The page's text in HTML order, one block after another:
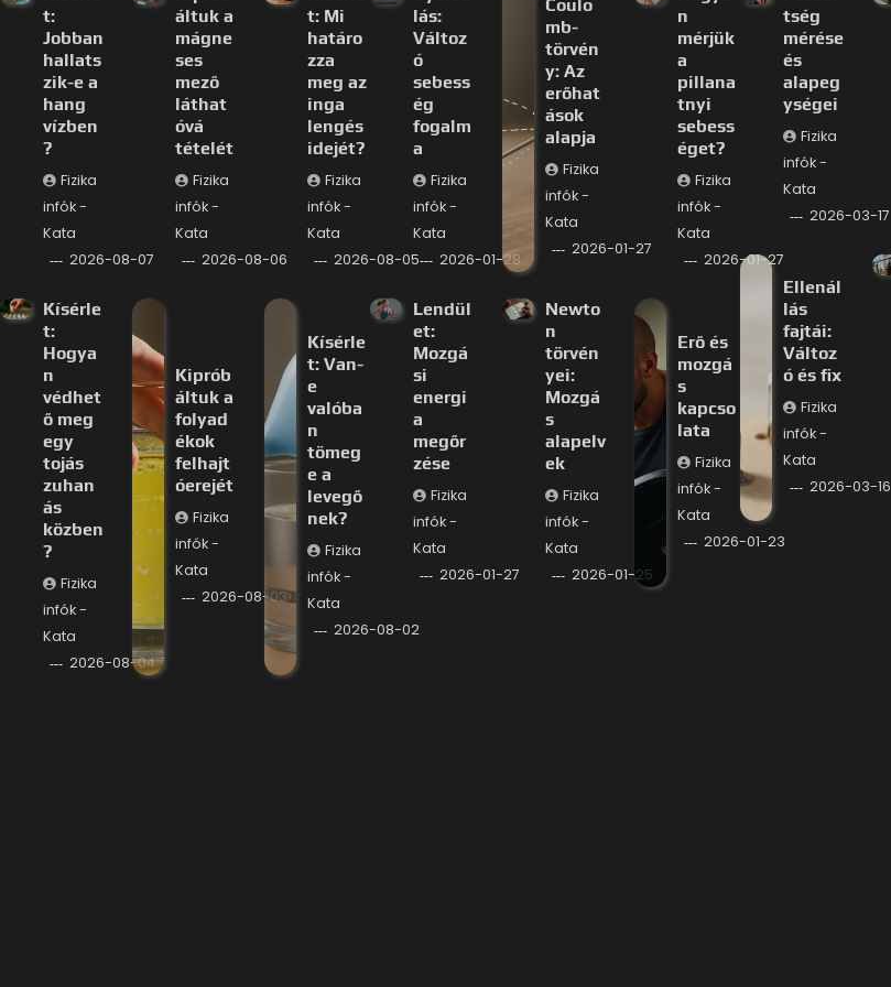
t:
Jobban
hallats
zik-e a
hang
vízben
?
Fizika
infók -
Kata
2026-08-07
áltuk a
mágne
ses
mező
láthat
óvá
tételét
Fizika
infók -
Kata
2026-08-06
t: Mi
határo
zza
meg az
inga
lengés
idejét?
Fizika
infók -
Kata
2026-08-05
Kísérle
t:
Hogya
n
védhet
ő meg
egy
tojás
zuhan
ás
közben
?
Fizika
infók -
Kata
2026-08-04
Kiprób
áltuk a
folyad
ékok
felhajt
óerejét
Fizika
infók -
Kata
2026-08-03
Kísérle
t: Van-
e
valóba
n
tömeg
e a
levegő
nek?
Fizika
infók -
Kata
2026-08-02
lás:
Változ
ó
sebess
ég
fogalm
a
Fizika
infók -
Kata
2026-01-28
Coulo
mb-
törvén
y: Az
erőhat
ások
alapja
Fizika
infók -
Kata
2026-01-27
n
mérjük
a
pillana
tnyi
sebess
éget?
Fizika
infók -
Kata
2026-01-27
Lendül
et:
Mozgá
si
energi
a
megőr
zése
Fizika
infók -
Kata
2026-01-27
Newto
n
törvén
yei:
Mozgá
s
alapelv
ek
Fizika
infók -
Kata
2026-01-25
Erő és
mozgá
s
kapcso
lata
Fizika
infók -
Kata
2026-01-23
tség
mérése
és
alapeg
ységei
Fizika
infók -
Kata
2026-03-17
Ellenál
lás
fajtái:
Változ
ó és fix
Fizika
infók -
Kata
2026-03-16